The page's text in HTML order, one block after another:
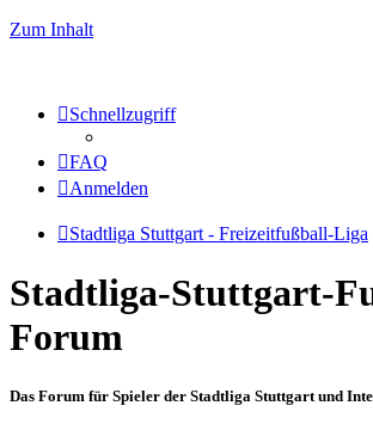
Zum Inhalt
Schnellzugriff
FAQ
Anmelden
Stadtliga Stuttgart - Freizeitfußball-Liga
Stadtliga-Stuttgart-
Forum
Das Forum für Spieler der Stadtliga Stuttgart und